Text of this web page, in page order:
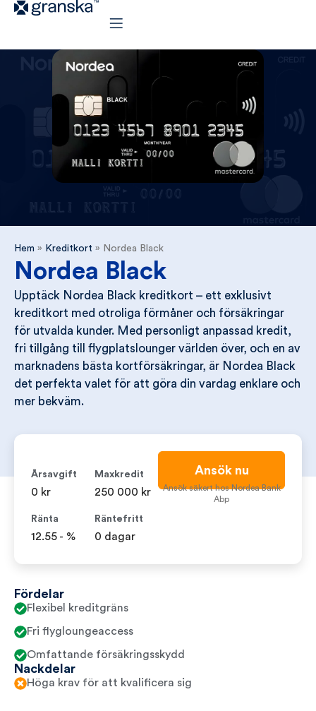
Hem » Kreditkort » Nordea Black
Nordea Black
Upptäck Nordea Black kreditkort – ett exklusivt
kreditkort med otroliga förmåner och försäkringar
för utvalda kunder. Med personligt anpassad kredit,
fri tillgång till flygplatslounger världen över, och en av
marknadens bästa kortförsäkringar, är Nordea Black
det perfekta valet för att göra din vardag enklare och
mer bekväm.
Årsavgift
0 kr
Maxkredit
250 000 kr
Ränta
12.55 - %
Räntefritt
0 dagar
Ansök nu
Ansök säkert hos Nordea Bank
Abp
Fördelar
Flexibel kreditgräns
Fri flygloungeaccess
Omfattande försäkringsskydd
Nackdelar
Höga krav för att kvalificera sig